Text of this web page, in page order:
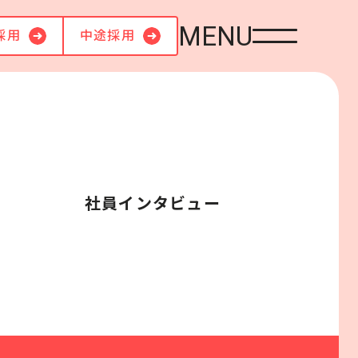
用 中途採用 MENU
社員インタビュー